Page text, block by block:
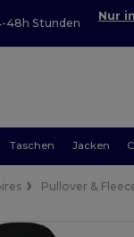
48h Stunden
Nur
Taschen Jacken
Pullover &